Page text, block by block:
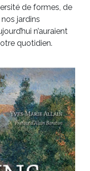
de formes, de
jardins
n’auraient
quotidien.